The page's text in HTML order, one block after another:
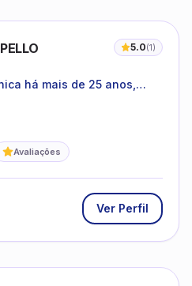
5.0(1)
há mais de 25 anos,
experiência em
Avaliações
Ver Perfil